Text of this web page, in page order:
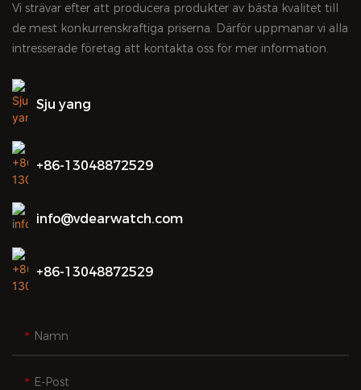
Vi strävar efter att producera produkter av bästa kvalitet till
de mest konkurrenskraftiga priserna. Därför uppmanar vi alla
intresserade företag att kontakta oss för mer information.
Sju yang
+86-13048872529
info@vdearwatch.com
+86-13048872529
Namn
E-Post